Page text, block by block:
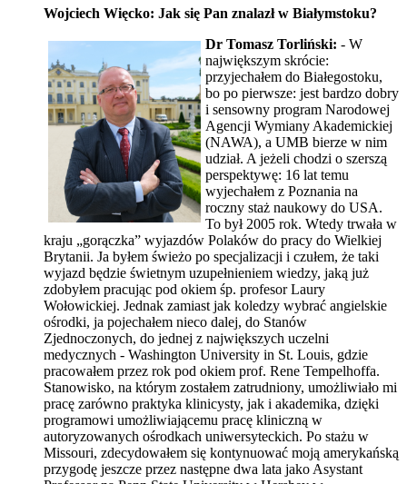
Wojciech Więcko: Jak się Pan znalazł w Białymstoku?
Dr Tomasz Torliński: - W
największym skrócie:
przyjechałem do Białegostoku,
bo po pierwsze: jest bardzo dobry
i sensowny program Narodowej
Agencji Wymiany Akademickiej
(NAWA), a UMB bierze w nim
udział. A jeżeli chodzi o szerszą
perspektywę: 16 lat temu
wyjechałem z Poznania na
roczny staż naukowy do USA.
To był 2005 rok. Wtedy trwała w
kraju „gorączka” wyjazdów Polaków do pracy do Wielkiej
Brytanii. Ja byłem świeżo po specjalizacji i czułem, że taki
wyjazd będzie świetnym uzupełnieniem wiedzy, jaką już
zdobyłem pracując pod okiem śp. profesor Laury
Wołowickiej. Jednak zamiast jak koledzy wybrać angielskie
ośrodki, ja pojechałem nieco dalej, do Stanów
Zjednoczonych, do jednej z największych uczelni
medycznych - Washington University in St. Louis, gdzie
pracowałem przez rok pod okiem prof. Rene Tempelhoffa.
Stanowisko, na którym zostałem zatrudniony, umożliwiało mi
pracę zarówno praktyka klinicysty, jak i akademika, dzięki
programowi umożliwiającemu pracę kliniczną w
autoryzowanych ośrodkach uniwersyteckich. Po stażu w
Missouri, zdecydowałem się kontynuować moją amerykańską
przygodę jeszcze przez następne dwa lata jako Asystant